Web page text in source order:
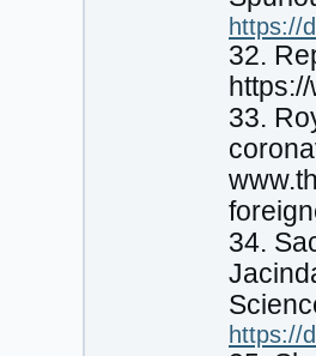
https://
32.
33.
34.
https://